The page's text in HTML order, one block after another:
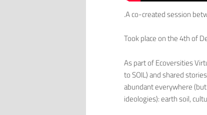
A co-created session
Took place on the 4th of
As part of Ecoversities
to SOIL) and shared
abundant everywhere
ideologies): earth soil,